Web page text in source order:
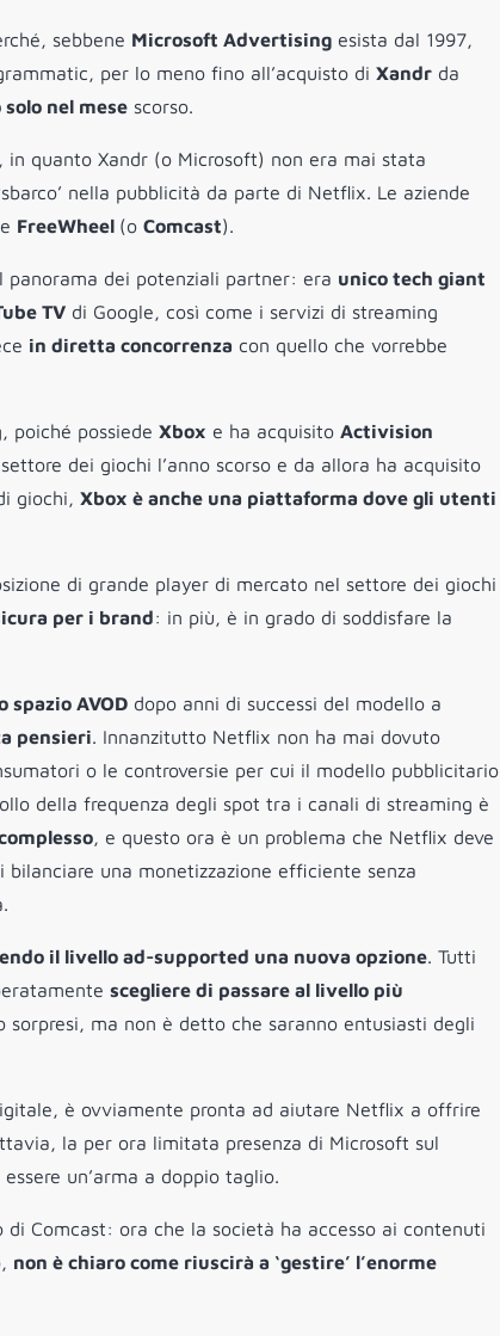
sebbene Microsoft Advertising esista dal 1997,
per lo meno fino all’acquisto di Xandr da
nel mese scorso.
quanto Xandr (o Microsoft) non era mai stata
nella pubblicità da parte di Netflix. Le aziende
e FreeWheel (o Comcast).
panorama dei potenziali partner: era unico tech giant
TV di Google, così come i servizi di streaming
in diretta concorrenza con quello che vorrebbe
poiché possiede Xbox e ha acquisito Activision
dei giochi l’anno scorso e da allora ha acquisito
giochi, Xbox è anche una piattaforma dove gli utenti
di grande player di mercato nel settore dei giochi
per i brand: in più, è in grado di soddisfare la
spazio AVOD dopo anni di successi del modello a
pensieri. Innanzitutto Netflix non ha mai dovuto
o le controversie per cui il modello pubblicitario
della frequenza degli spot tra i canali di streaming è
, e questo ora è un problema che Netflix deve
una monetizzazione efficiente senza
il livello ad-supported una nuova opzione. Tutti
scegliere di passare al livello più
sorpresi, ma non è detto che saranno entusiasti degli
è ovviamente pronta ad aiutare Netflix a offrire
la per ora limitata presenza di Microsoft sul
un’arma a doppio taglio.
Comcast: ora che la società ha accesso ai contenuti
non è chiaro come riuscirà a ‘gestire’ l’enorme